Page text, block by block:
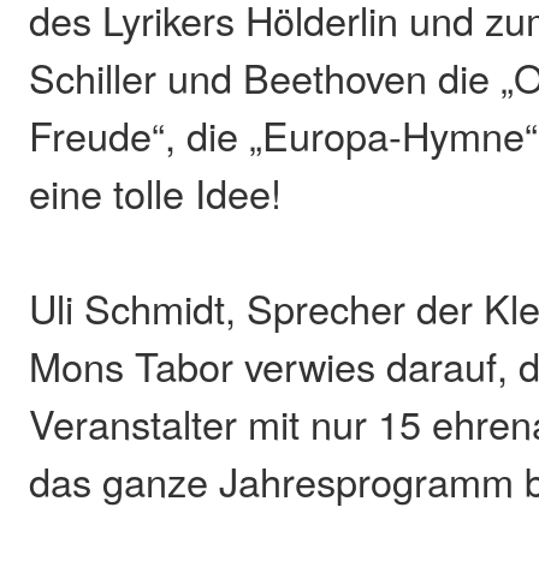
des Lyrikers Hölderlin und
Schiller und Beethoven die
Freude“, die „Europa-
eine tolle Idee!
Uli Schmidt, Sprecher der
Mons Tabor verwies darauf,
Veranstalter mit nur 15
das ganze Jahresprogramm